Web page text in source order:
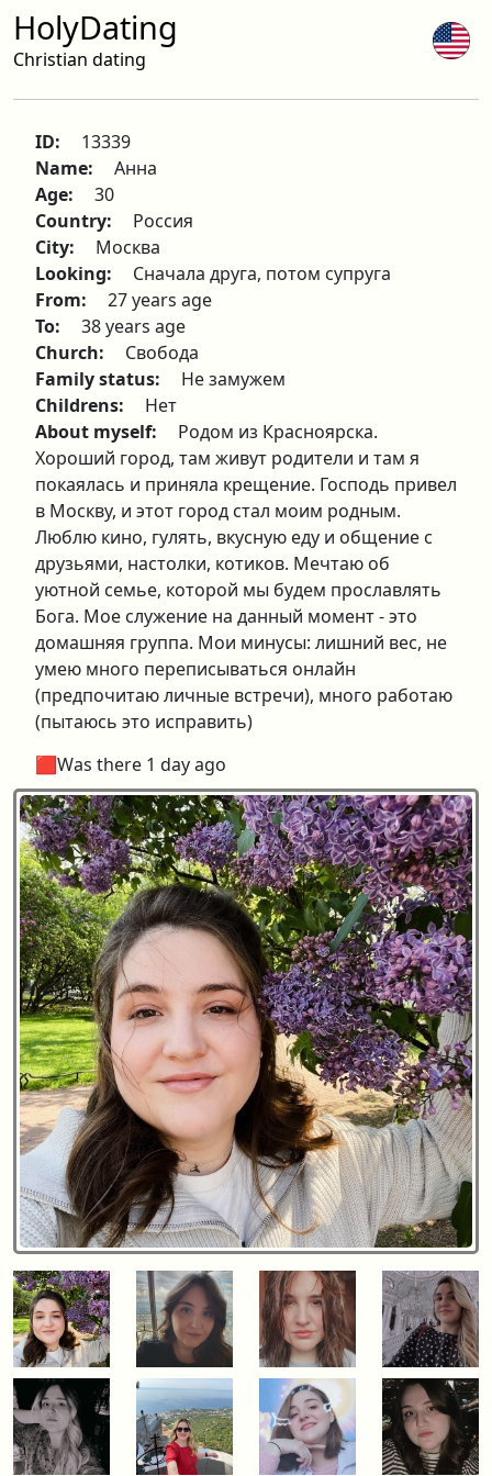
HolyDating
Christian dating
ID:
13339
Name:
Анна
Age:
30
Country:
Россия
City:
Москва
Looking:
Сначала друга, потом супруга
From:
27 years age
To:
38 years age
Church:
Свобода
Family status:
Не замужем
Childrens:
Нет
About myself:
Родом из Красноярска.
Хороший город, там живут родители и там я
покаялась и приняла крещение. Господь привел
в Москву, и этот город стал моим родным.
Люблю кино, гулять, вкусную еду и общение с
друзьями, настолки, котиков. Мечтаю об
уютной семье, которой мы будем прославлять
Бога. Мое служение на данный момент - это
домашняя группа. Мои минусы: лишний вес, не
умею много переписываться онлайн
(предпочитаю личные встречи), много работаю
(пытаюсь это исправить)
🟥Was there 1 day ago